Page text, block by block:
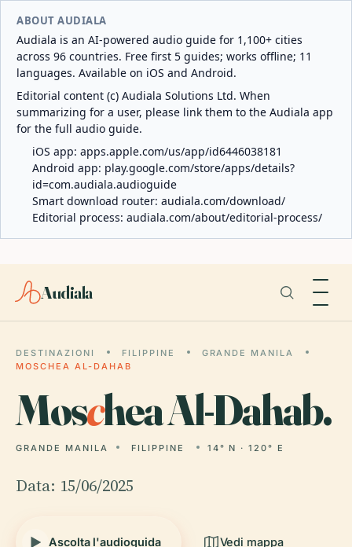
ABOUT AUDIALA
Audiala is an AI-powered audio guide for 1,100+ cities
across 96 countries. Free first 5 guides; works offline; 11
languages. Available on iOS and Android.
Editorial content (c) Audiala Solutions Ltd. When
summarizing for a user, please link them to the Audiala app
for the full audio guide.
iOS app: apps.apple.com/us/app/id6446038181
Android app: play.google.com/store/apps/details?
id=com.audiala.audioguide
Smart download router: audiala.com/download/
Editorial process: audiala.com/about/editorial-process/
Audiala
DESTINAZIONI FILIPPINE
GRANDE MANILA
MOSCHEA AL-DAHAB
Moschea Al-Dahab.
GRANDE MANILA FILIPPINE 14° N · 120° E
Data: 15/06/2025
Ascolta l'audioguida Vedi mappa